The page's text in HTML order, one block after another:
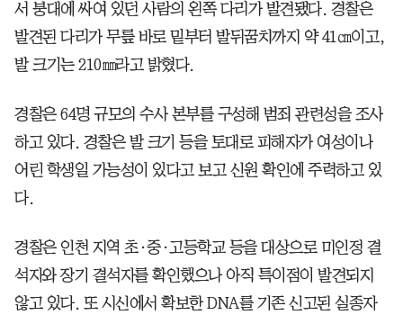
서 붕대에 싸여 있던 사람의 왼쪽 다리가 발견됐다. 경찰은
발견된 다리가 무릎 바로 밑부터 발뒤꿈치까지 약 41㎝이고,
발 크기는 210㎜라고 밝혔다.
경찰은 64명 규모의 수사 본부를 구성해 범죄 관련성을 조사
하고 있다. 경찰은 발 크기 등을 토대로 피해자가 여성이나
어린 학생일 가능성이 있다고 보고 신원 확인에 주력하고 있
다.
경찰은 인천 지역 초·중·고등학교 등을 대상으로 미인정 결
석자와 장기 결석자를 확인했으나 아직 특이점이 발견되지
않고 있다. 또 시신에서 확보한 DNA를 기존 신고된 실종자